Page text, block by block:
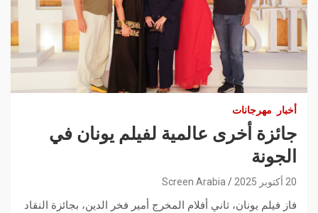
أخبار مهرجانات
جائزة أخرى عالمية لفيلم يونان في
الجونة
20 أكتوبر 2025 Screen Arabia
فاز فيلم يونان، ثاني أفلام المخرج أمير فخر الدين، بجائزة النقاد